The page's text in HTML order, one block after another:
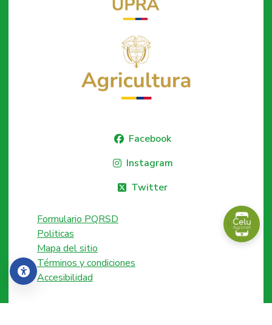
Accesibilidad
Facebook
Instagram
Twitter
Formulario PQRSD
Politicas
Mapa del sitio
Términos y condiciones
Accesibilidad